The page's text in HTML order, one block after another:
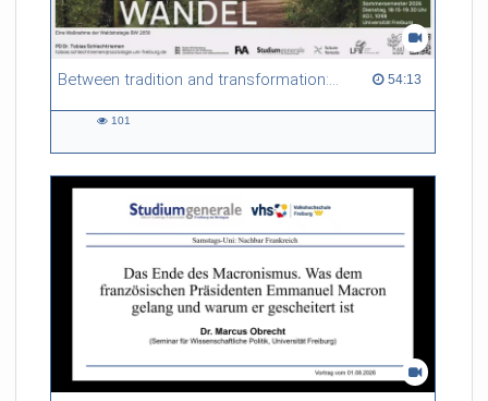
Between tradition and transformation: how owners, advisers and institutions co-create knowledge for resilient forests in Europe 54:13
54:13 duration
101